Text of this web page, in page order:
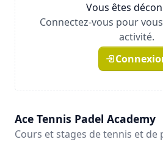
Vous êtes
Connectez-vous pour
activité.
Ace Tennis Padel Academy
Cours et stages de tennis et de